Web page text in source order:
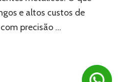
e altos custos de
precisão …